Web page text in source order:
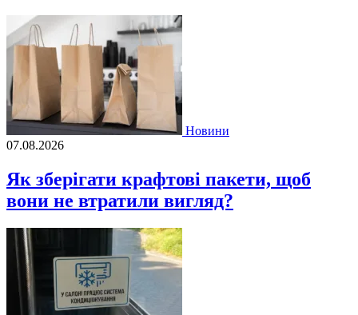
Новини
07.08.2026
Як зберігати крафтові пакети, щоб
вони не втратили вигляд?